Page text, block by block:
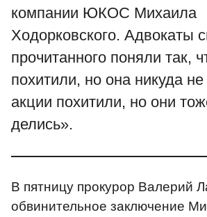
компании ЮКОС Михаила
Ходорковского. Адвокаты
прочитанного поняли так,
похитили, но она никуда
акции похитили, но они
делись».
В пятницу прокурор Валерий
обвинительное заключение